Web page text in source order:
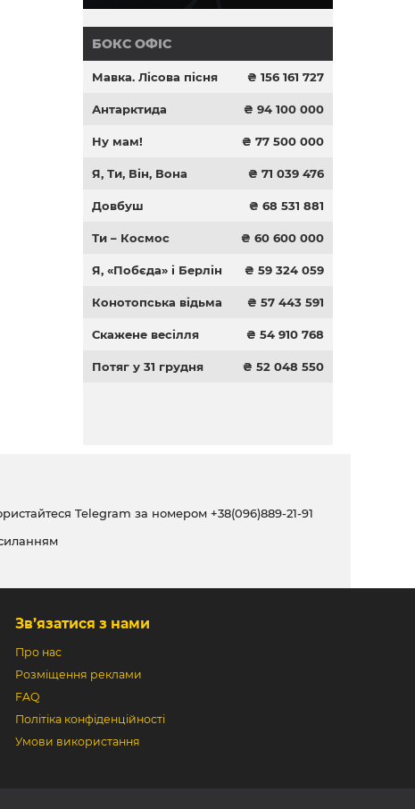
БОКС ОФІС
Мавка. Лісова пісня ₴ 156 161 727
Антарктида ₴ 94 100 000
Ну мам! ₴ 77 500 000
Я, Ти, Він, Вона ₴ 71 039 476
Довбуш ₴ 68 531 881
Ти – Космос ₴ 60 600 000
Я, «Побєда» і Берлін ₴ 59 324 059
Конотопська відьма ₴ 57 443 591
Скажене весілля ₴ 54 910 768
Потяг у 31 грудня ₴ 52 048 550
Telegram за номером +38(096)889-21-91
Зв’язатися з нами
Про нас
Розміщення реклами
FAQ
Політіка конфіденційності
Умови використання